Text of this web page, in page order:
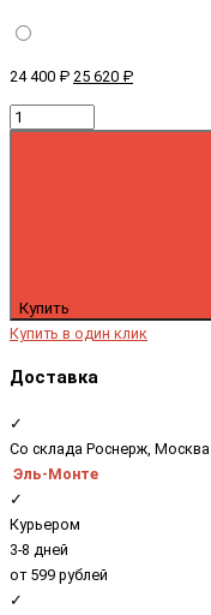
24 400 ₽ 25 620 ₽
Купить
Купить в один клик
Доставка
✓
Со склада Роснерж, Москва
Эль-Монте
✓
Курьером
3-8 дней
от 599 рублей
✓